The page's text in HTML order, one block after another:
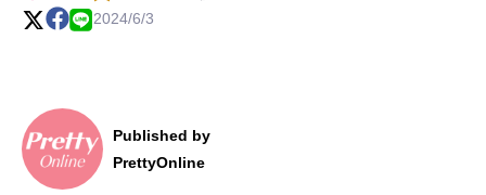
2024/6/3
Published by
PrettyOnline